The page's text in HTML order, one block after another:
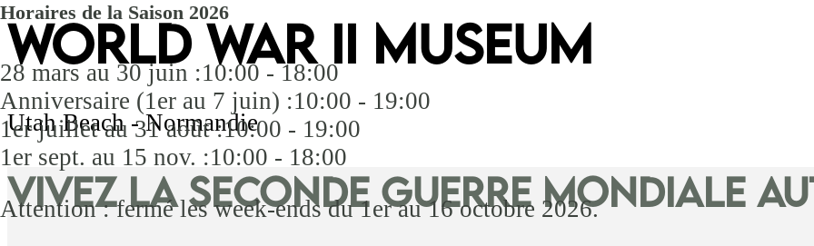
Horaires de la Saison 2026
28 mars au 30 juin :10:00 - 18:00
Anniversaire (1er au 7 juin) :10:00 - 19:00
1er juillet au 31 août :10:00 - 19:00
1er sept. au 15 nov. :10:00 - 18:00
Attention : fermé les week-ends du 1er au 16 octobre 2026.
World War II Museum
Utah Beach - Normandie
Vivez la Seconde Guerre mondiale